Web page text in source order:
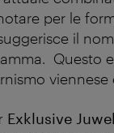
per le
il
Questo
Exklusive